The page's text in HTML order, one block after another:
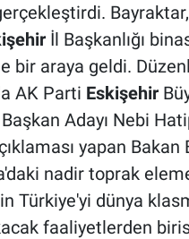
İl Başkanlığı
bir araya geldi.
AK Parti Eskişehir
Adayı Nebi
yapan Bakan
nadir toprak
Türkiye'yi dünya
faaliyetlerden